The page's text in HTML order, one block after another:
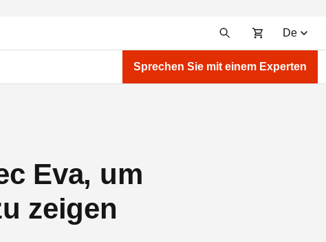
De
Sprechen Sie mit einem Experten
Eva, um
zeigen